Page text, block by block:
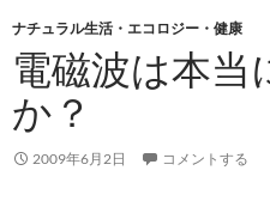
ナチュラル生活・エコロジー・健康
電磁波は本当
か？
2009年6月2日 コメントする